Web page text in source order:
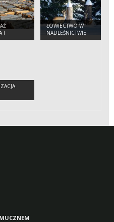
I
ŁOWIECTWO W
NADLEŚNICTWIE
STUPOSIANY